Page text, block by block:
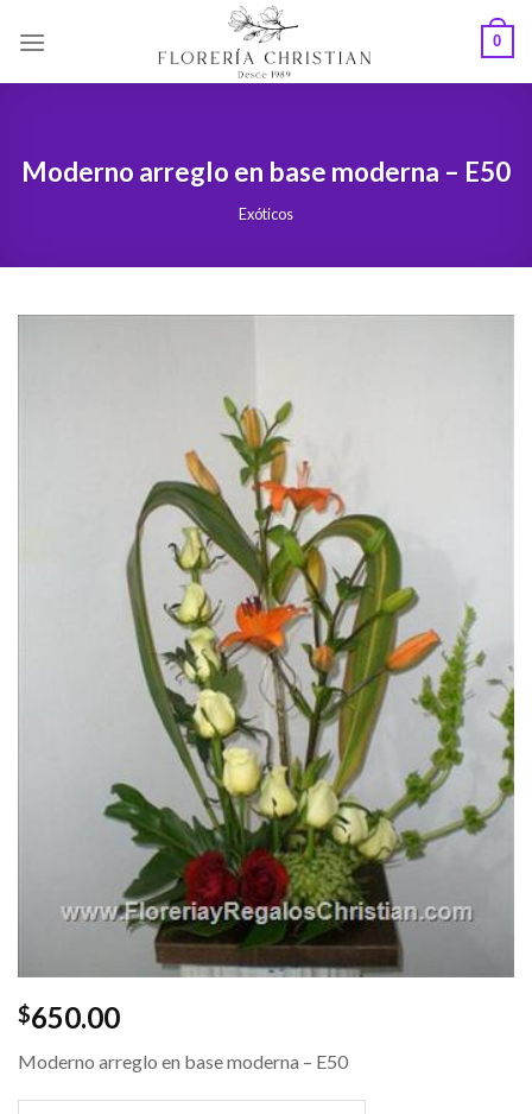
0
Moderno arreglo en base moderna – E50
Exóticos
$650.00
Moderno arreglo en base moderna – E50